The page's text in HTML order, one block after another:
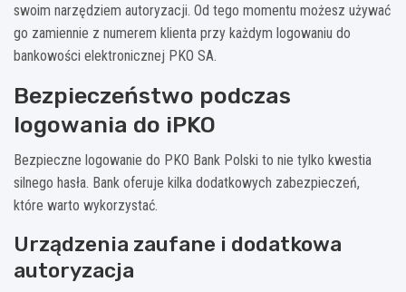
swoim narzędziem autoryzacji. Od tego momentu możesz używać
go zamiennie z numerem klienta przy każdym logowaniu do
bankowości elektronicznej PKO SA.
Bezpieczeństwo podczas
logowania do iPKO
Bezpieczne logowanie do PKO Bank Polski to nie tylko kwestia
silnego hasła. Bank oferuje kilka dodatkowych zabezpieczeń,
które warto wykorzystać.
Urządzenia zaufane i dodatkowa
autoryzacja